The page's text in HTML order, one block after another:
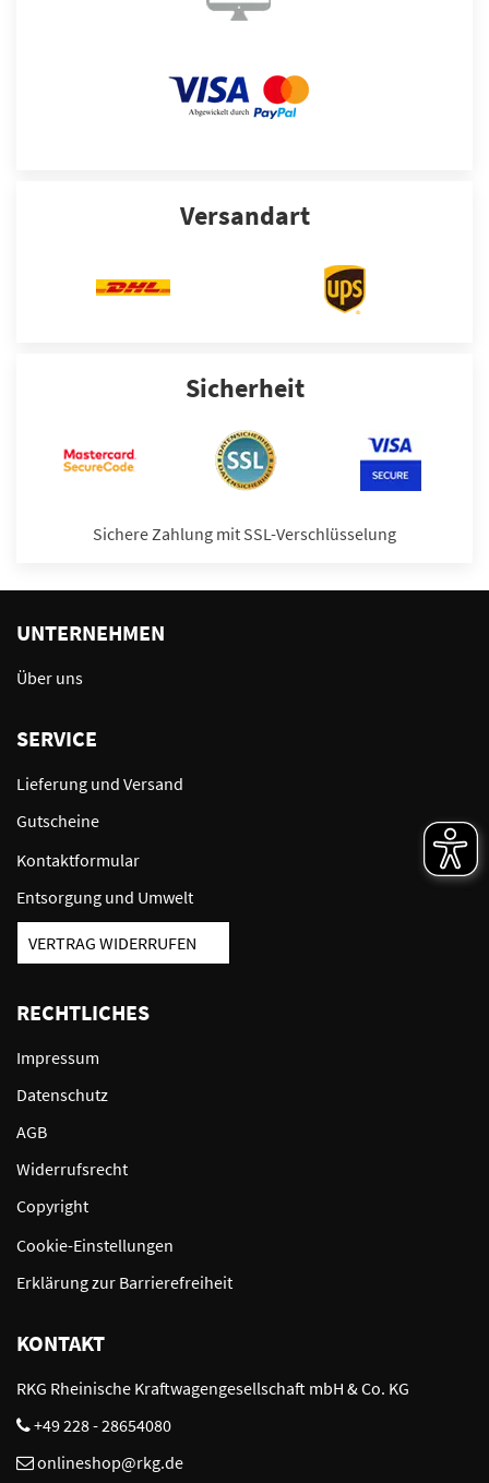
Versandart
Sicherheit
Sichere Zahlung mit SSL-Verschlüsselung
UNTERNEHMEN
Über uns
SERVICE
Lieferung und Versand
Gutscheine
Kontaktformular
Entsorgung und Umwelt
VERTRAG WIDERRUFEN
RECHTLICHES
Impressum
Datenschutz
AGB
Widerrufsrecht
Copyright
Cookie-Einstellungen
Erklärung zur Barrierefreiheit
KONTAKT
RKG Rheinische Kraftwagengesellschaft mbH & Co. KG
+49 228 - 28654080
onlineshop@rkg.de